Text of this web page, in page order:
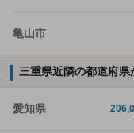
亀山市
三重県近隣の都道府県
愛知県